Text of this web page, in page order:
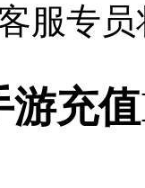
服专
游充